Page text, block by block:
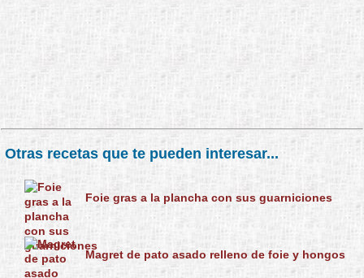
Otras recetas que te pueden interesar...
Foie gras a la plancha con sus guarniciones
Magret de pato asado relleno de foie y hongos